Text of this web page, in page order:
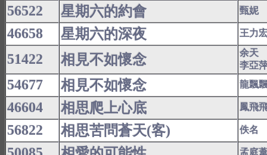
56522 星期六的約會 甄妮
46658 星期六的深夜 王力
51422 相見不如懷念
余天
李亞
54677 相見不如懷念 龍飄
46604 相思爬上心底 鳳飛
56822 相思苦問蒼天(客) 佚名
孟庭